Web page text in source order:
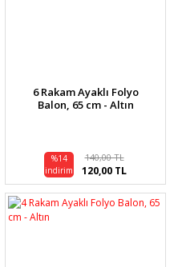
6 Rakam Ayaklı Folyo
Balon, 65 cm - Altın
%14
indirim
140,00 TL
120,00 TL